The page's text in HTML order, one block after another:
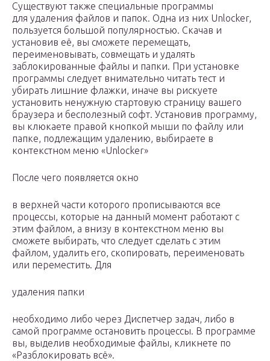
Существуют также специальные программы
для удаления файлов и папок. Одна из них Unlocker,
пользуется большой популярностью. Скачав и
установив её, вы сможете перемещать,
переименовывать, совмещать и удалять
заблокированные файлы и папки. При установке
программы следует внимательно читать тест и
убирать лишние флажки, иначе вы рискуете
установить ненужную стартовую страницу вашего
браузера и бесполезный софт. Установив программу,
вы клюкаете правой кнопкой мыши по файлу или
папке, подлежащим удалению, выбираете в
контекстном меню «Unlocker»
После чего появляется окно
в верхней части которого прописываются все
процессы, которые на данный момент работают с
этим файлом, а внизу в контекстном меню вы
сможете выбирать, что следует сделать с этим
файлом, удалить его, скопировать, переименовать
или переместить. Для
удаления папки
необходимо либо через Диспетчер задач, либо в
самой программе остановить процессы. В программе
вы, выделив необходимые файлы, кликнете по
«Разблокировать всё».